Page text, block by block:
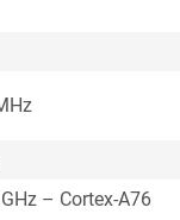
– Cortex-A76